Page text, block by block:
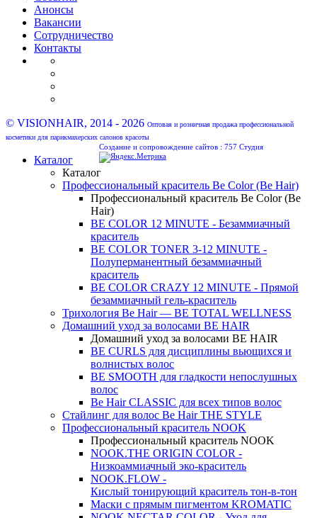
Анонсы
Вакансии
Сотрудничество
Контакты
© VISIONHAIR, 2014 - 2026 Оптовая и розничная продажа профессиональной
косметики для парикмахерских салонов красоты
Создание и сопровождение сайтов : 757 Студия
Каталог
Каталог
Профессиональный краситель Be Color (Be Hair)
Профессиональный краситель Be Color (Be
Hair)
BE COLOR 12 MINUTE - Безаммиачный
краситель
BE COLOR TONER 3-12 MINUTE -
Полуперманентный безаммиачный
краситель
BE COLOR CRAZY 12 MINUTE - Прямой
безаммиачный гель-краситель
Трихология Be Hair — BE TOTAL WELLNESS
Домашний уход за волосами BE HAIR
Домашний уход за волосами BE HAIR
BE CURLS для дисциплины вьющихся и
волнистых волос
BE SMOOTH для гладкости непослушных
волос
Be Hair CLASSIC для всех типов волос
Стайлинг для волос Be Hair THE STYLE
Профессиональный краситель NOOK
Профессиональный краситель NOOK
NOOK.THE ORIGIN COLOR -
Низкоаммиачный эко-краситель
NOOK.FLOW -
Кислый тонирующий краситель тон-в-тон
Маски с прямым пигментом KROMATIC